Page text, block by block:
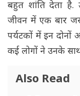
बहुत शांति देता है.
जीवन में एक बार
पर्यटकों में इन
कई लोगों ने उनके
Also Read